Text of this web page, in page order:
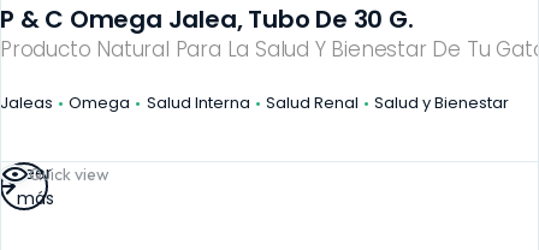
Producto Natural Para La Salud Y Bienestar De Tu
P & C Omega Jalea, Tubo De 30 G.
Jaleas Omega Salud Interna Salud Renal Salud y Bienestar
Quick view
Leer
más